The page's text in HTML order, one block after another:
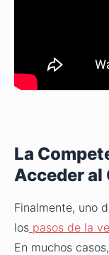
La
Acceder al
Finalmente, uno
los pasos de la
En muchos